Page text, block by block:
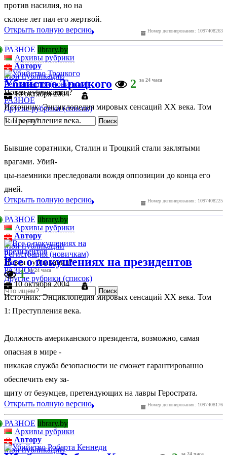
против насилия, но на
склоне лет пал его жертвой.
Номер депонирования: 1097408263
Открыть полную версию
РАЗНОЕ library.by
Архивы рубрики
Автору
Мои публикации
Регистрация (новичкам)
Новая публикация?
РАЗНОЕ
Другие рубрики (список)
Убийство Троцкого 2 за 24 часа
10 октября 2004
Источник: Энциклопедия мировых сенсаций ХХ века. Том
1: Преступления века.
Бывшие соратники, Сталин и Троцкий стали заклятыми
врагами. Убий-
цы-наемники преследовали вождя оппозиции до конца его
дней.
Номер депонирования: 1097408225
Открыть полную версию
РАЗНОЕ library.by
Архивы рубрики
Автору
Мои публикации
Регистрация (новичкам)
Новая публикация?
РАЗНОЕ
Другие рубрики (список)
Все о покушениях на президентов
1 за 24 часа
10 октября 2004
Источник: Энциклопедия мировых сенсаций ХХ века. Том
1: Преступления века.
Должность американского президента, возможно, самая
опасная в мире -
никакая служба безопасности не сможет гарантированно
обеспечить ему за-
щиту от безумцев, претендующих на лавры Герострата.
Номер депонирования: 1097408176
Открыть полную версию
РАЗНОЕ library.by
Архивы рубрики
Автору
Мои публикации
за 24 часа